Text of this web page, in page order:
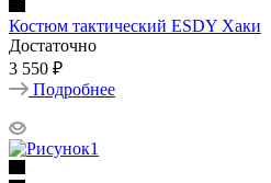
Костюм тактический ESDY Хаки
Достаточно
3 550 ₽
Подробнее